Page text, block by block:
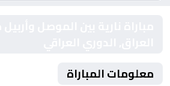
معلومات المباراة